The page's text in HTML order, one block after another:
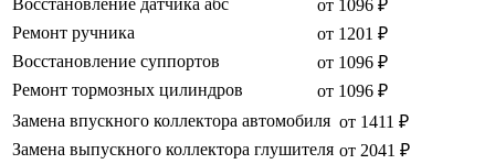
Восстановление датчика абс
от 1096 ₽
Ремонт ручника
от 1201 ₽
Восстановление суппортов
от 1096 ₽
Ремонт тормозных цилиндров
от 1096 ₽
Замена впускного коллектора автомобиля от 1411 ₽
Замена выпускного коллектора глушителя от 2041 ₽